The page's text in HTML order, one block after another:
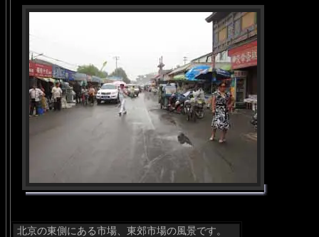
北京の東側にある市場、東郊市場の風景です。